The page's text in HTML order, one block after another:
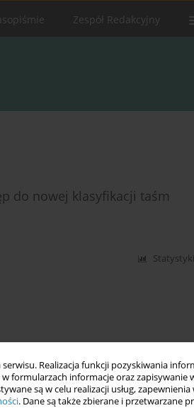
Realizacja funkcji pozyskiwania
formularzach informacje oraz zapisywanie
są w celu realizacji usług,
. Dane są także zbierane i przetwarzane
Zespół Redakcyjny
do nowej klasyfikacji taśm
Statystyki